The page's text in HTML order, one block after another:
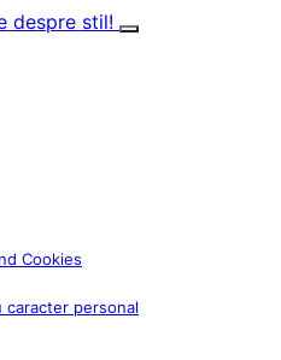
Cookies
caracter personal